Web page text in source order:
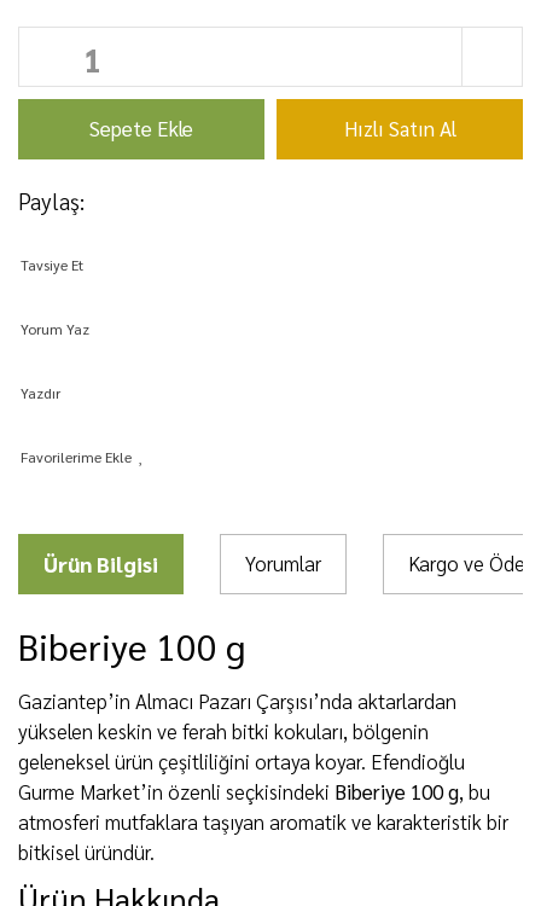
Sepete Ekle Hızlı Satın Al
Paylaş:
Tavsiye Et
Yorum Yaz
Yazdır
Ürün Bilgisi Yorumlar Kargo ve
Biberiye 100 g
Gaziantep’in Almacı Pazarı Çarşısı’nda aktarlardan
yükselen keskin ve ferah bitki kokuları, bölgenin
geleneksel ürün çeşitliliğini ortaya koyar. Efendioğlu
Gurme Market’in özenli seçkisindeki Biberiye 100 g, bu
atmosferi mutfaklara taşıyan aromatik ve karakteristik bir
bitkisel üründür.
Ürün Hakkında